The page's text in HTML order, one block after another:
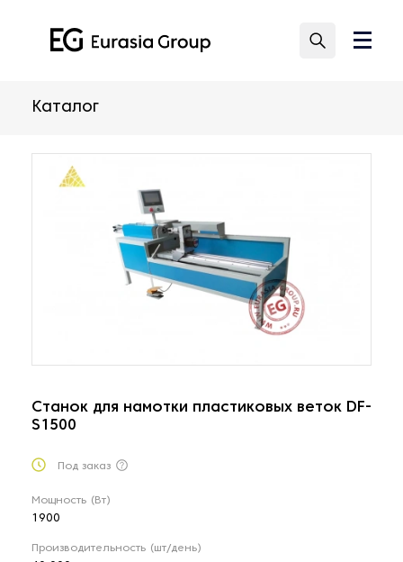
Каталог
Станок для намотки пластиковых веток DF-
S1500
Под заказ
Мощность (Вт)
1900
Производительность (шт/день)